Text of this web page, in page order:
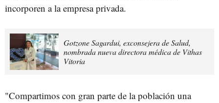
incorporen a la empresa privada.
Gotzone Sagardui, exconsejera de Salud,
nombrada nueva directora médica de Vithas
Vitoria
"Compartimos con gran parte de la población una